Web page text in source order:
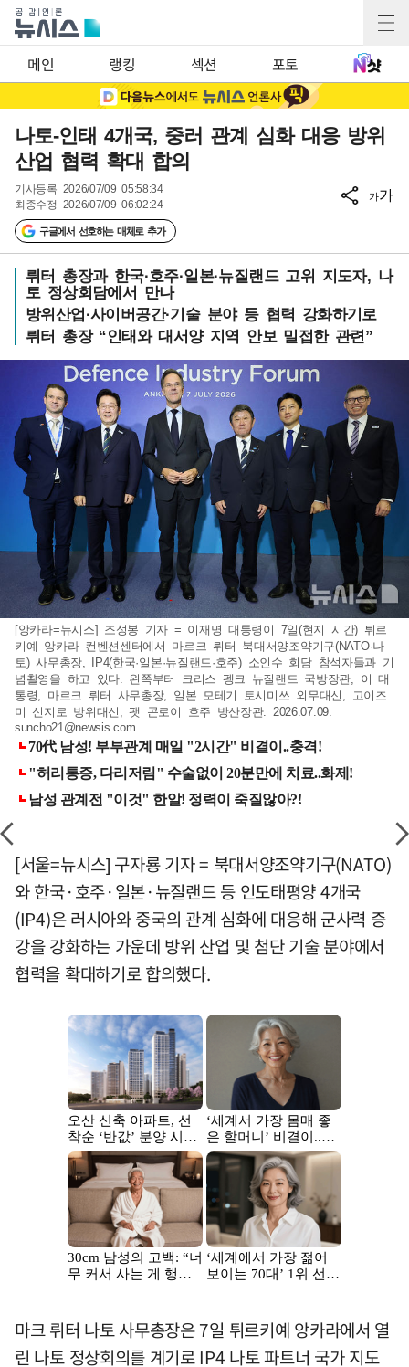
메인 랭킹 섹션 포토
나토-인태 4개국, 중러 관계 심화 대응 방위
산업 협력 확대 합의
기사등록 2026/07/09 05:58:34
최종수정 2026/07/09 06:02:24
구글에서 선호하는 매체로 추가
가가
뤼터 총장과 한국·호주·일본·뉴질랜드 고위 지도자, 나
토 정상회담에서 만나
방위산업·사이버공간·기술 분야 등 협력 강화하기로
뤼터 총장 “인태와 대서양 지역 안보 밀접한 관련”
[앙카라=뉴시스] 조성봉 기자 = 이재명 대통령이 7일(현지 시간) 튀르
키예 앙카라 컨벤션센터에서 마르크 뤼터 북대서양조약기구(NATO·나
토) 사무총장, IP4(한국·일본·뉴질랜드·호주) 소인수 회담 참석자들과 기
념촬영을 하고 있다. 왼쪽부터 크리스 펭크 뉴질랜드 국방장관, 이 대
통령, 마르크 뤼터 사무총장, 일본 모테기 토시미쓰 외무대신, 고이즈
미 신지로 방위대신, 팻 콘로이 호주 방산장관. 2026.07.09.
suncho21@newsis.com
[서울=뉴시스] 구자룡 기자 = 북대서양조약기구(NATO)
와 한국·호주·일본·뉴질랜드 등 인도태평양 4개국
(IP4)은 러시아와 중국의 관계 심화에 대응해 군사력 증
강을 강화하는 가운데 방위 산업 및 첨단 기술 분야에서
협력을 확대하기로 합의했다.
마크 뤼터 나토 사무총장은 7일 튀르키예 앙카라에서 열
린 나토 정상회의를 계기로 IP4 나토 파트너 국가 지도